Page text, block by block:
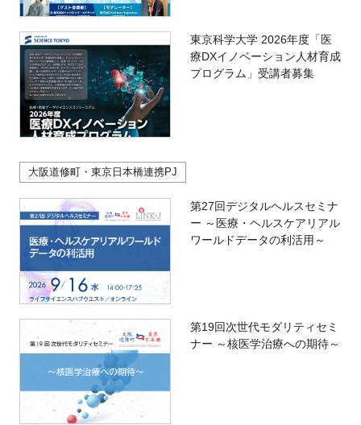
東京科学大学 2026年度「医
療DXイノベーション人材育成
プログラム」受講者募集
大阪道修町・東京日本橋連携PJ
第27回デジタルヘルスセミナ
ー ～医療・ヘルスケアリアル
ワールドデータの利活用～
第19回次世代モダリティセミ
ナー ～核医学治療への期待～